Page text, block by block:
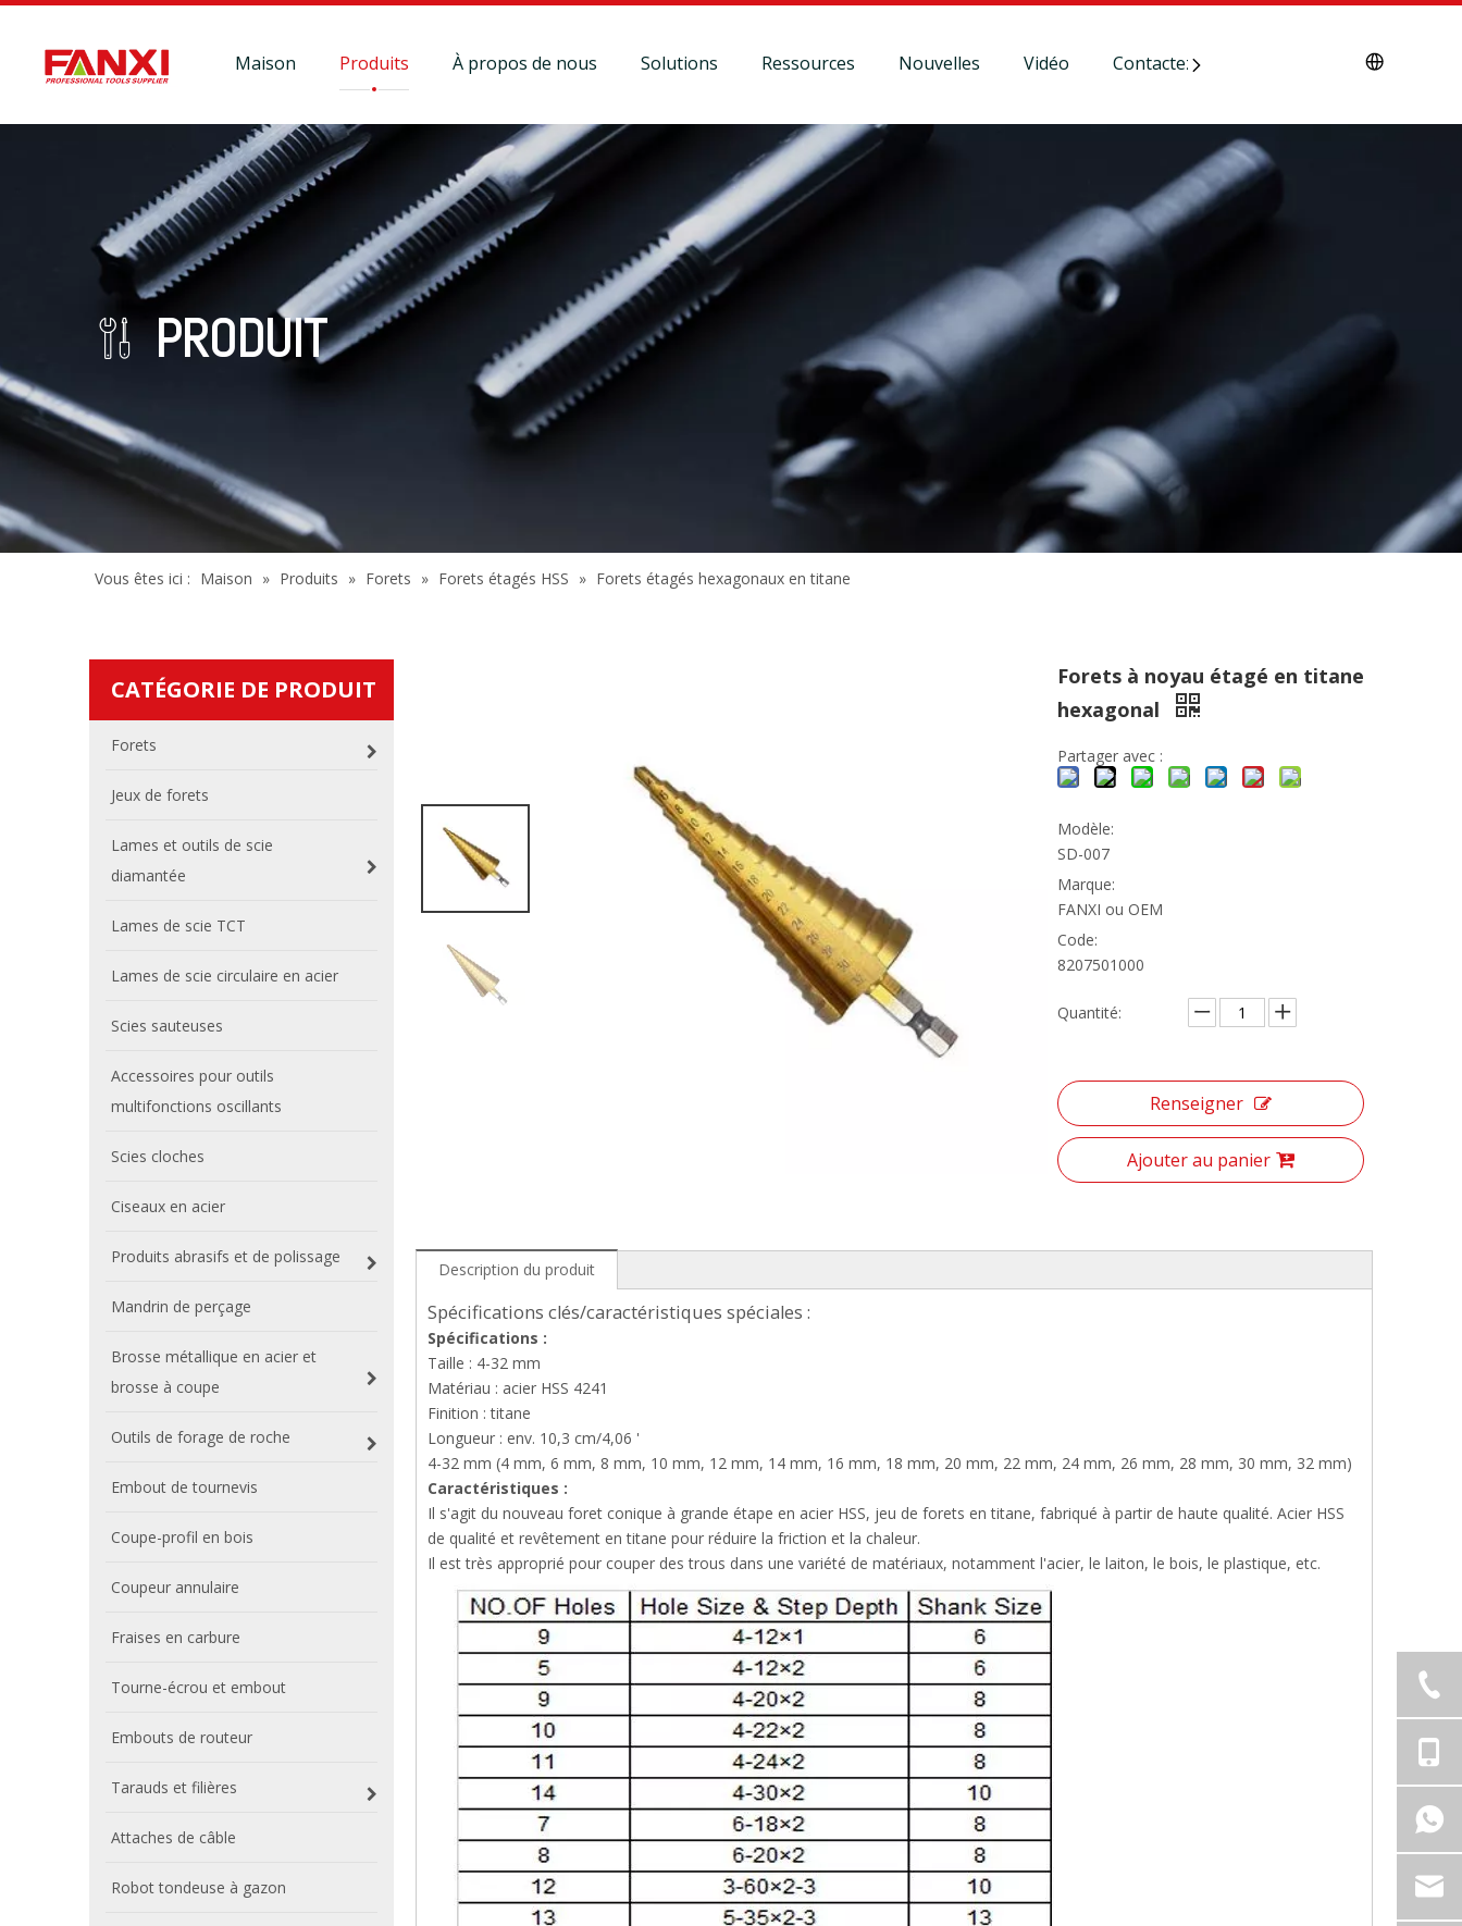
Maison Produits À propos de nous Solutions Ressources Nouvelles Vidéo Contactez-nous
PRODUIT
Vous êtes ici : Maison » Produits » Forets » Forets étagés HSS » Forets étagés hexagonaux en titane
CATÉGORIE DE PRODUIT
Forets
Jeux de forets
Lames et outils de scie
diamantée
Lames de scie TCT
Lames de scie circulaire en acier
Scies sauteuses
Accessoires pour outils
multifonctions oscillants
Scies cloches
Ciseaux en acier
Produits abrasifs et de polissage
Mandrin de perçage
Brosse métallique en acier et
brosse à coupe
Outils de forage de roche
Embout de tournevis
Coupe-profil en bois
Coupeur annulaire
Fraises en carbure
Tourne-écrou et embout
Embouts de routeur
Tarauds et filières
Attaches de câble
Robot tondeuse à gazon
Forets à noyau étagé en titane
hexagonal
Partager avec :
Modèle:
SD-007
Marque:
FANXI ou OEM
Code:
8207501000
Quantité:
Renseigner
Ajouter au panier
Description du produit
Spécifications clés/caractéristiques spéciales :
Spécifications :
Taille : 4-32 mm
Matériau : acier HSS 4241
Finition : titane
Longueur : env. 10,3 cm/4,06 '
4-32 mm (4 mm, 6 mm, 8 mm, 10 mm, 12 mm, 14 mm, 16 mm, 18 mm, 20 mm, 22 mm, 24 mm, 26 mm, 28 mm, 30 mm, 32 mm)
Caractéristiques :
Il s'agit du nouveau foret conique à grande étape en acier HSS, jeu de forets en titane, fabriqué à partir de haute qualité. Acier HSS
de qualité et revêtement en titane pour réduire la friction et la chaleur.
Il est très approprié pour couper des trous dans une variété de matériaux, notamment l'acier, le laiton, le bois, le plastique, etc.